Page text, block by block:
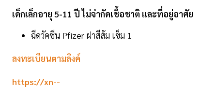
เด็กเล็กอายุ 5-11 ปี ไม่จำกัดเชื้อชาติ และที่อยู่อาศัย
ฉีดวัคซีน Pfizer ฝาสีส้ม เข็ม 1
ลงทะเบียนตามลิงค์
https://xn--